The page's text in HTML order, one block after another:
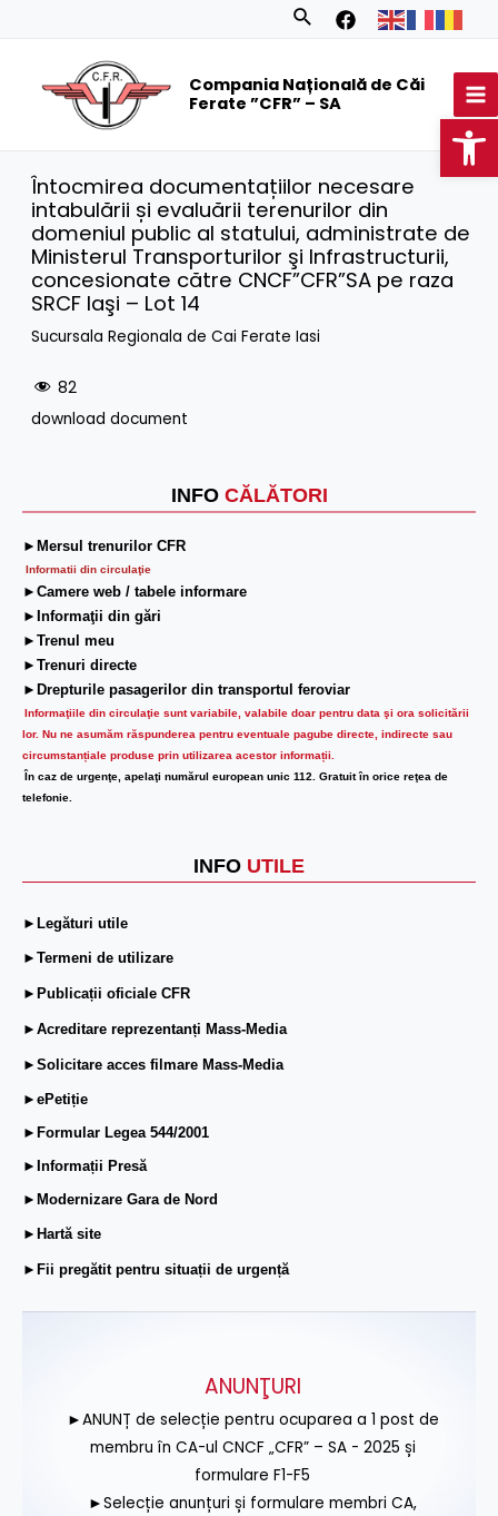
Search
Compania Națională de Căi
Ferate ”CFR” – SA
INFO CĂLĂTORI
►Mersul trenurilor CFR
Informatii din circulaţie
►Camere web / tabele informare
►Informaţii din gări
►Trenul meu
►Trenuri directe
►Drepturile pasagerilor din transportul feroviar
Informaţiile din circulaţie sunt variabile, valabile doar pentru data şi ora solicitării
lor. Nu ne asumăm răspunderea pentru eventuale pagube directe, indirecte sau
circumstanțiale produse prin utilizarea acestor informații.
În caz de urgenţe, apelaţi numărul european unic 112. Gratuit în orice reţea de
telefonie.
INFO UTILE
►Legături utile
►Termeni de utilizare
►Publicații oficiale CFR
►Acreditare reprezentanți Mass-Media
►Solicitare acces filmare Mass-Media
►ePetiție
►Formular Legea 544/2001
►Informații Presă
►Modernizare Gara de Nord
►Hartă site
►Fii pregătit pentru situații de urgență
Întocmirea documentațiilor necesare
intabulării și evaluării terenurilor din
domeniul public al statului, administrate de
Ministerul Transporturilor şi Infrastructurii,
concesionate către CNCF”CFR”SA pe raza
SRCF Iaşi – Lot 14
Sucursala Regionala de Cai Ferate Iasi
82
download document
ANUNŢURI
►ANUNȚ de selecție pentru ocuparea a 1 post de
membru în CA-ul CNCF „CFR” – SA - 2025 și
formulare F1-F5
►Selecție anunțuri și formulare membri CA,